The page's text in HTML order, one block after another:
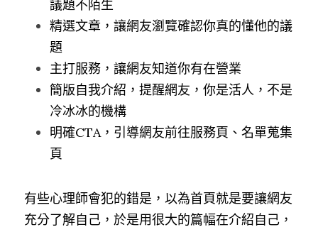
議題不陌生
精選文章，讓網友瀏覽確認你真的懂他的議
題
主打服務，讓網友知道你有在營業
簡版自我介紹，提醒網友，你是活人，不是
冷冰冰的機構
明確CTA，引導網友前往服務頁、名單蒐集
頁
有些心理師會犯的錯是，以為首頁就是要讓網友
充分了解自己，於是用很大的篇幅在介紹自己，